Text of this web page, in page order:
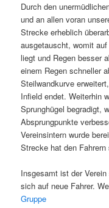
Durch den
und an allen voran
Strecke erheblich
ausgetauscht, womit
liegt und Regen besser
einem Regen schneller
Steilwandkurve
Infield endet. Weiterhin
Sprunghügel begradigt,
Absprungpunkte
Vereinsintern wurde
Strecke hat den
Insgesamt ist der
sich auf neue Fahrer.
Gruppe